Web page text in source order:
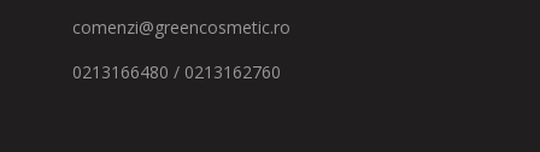
comenzi@greencosmetic.ro
0213166480 / 0213162760